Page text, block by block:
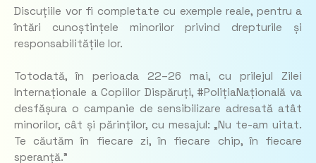
Discuțiile vor fi completate cu exemple reale, pentru a
întări cunoștințele minorilor privind drepturile și
responsabilitățile lor.
Totodată, în perioada 22–26 mai, cu prilejul Zilei
Internaționale a Copiilor Dispăruți, #PolițiaNațională va
desfășura o campanie de sensibilizare adresată atât
minorilor, cât și părinților, cu mesajul: „Nu te-am uitat.
Te căutăm în fiecare zi, în fiecare chip, în fiecare
speranță.”